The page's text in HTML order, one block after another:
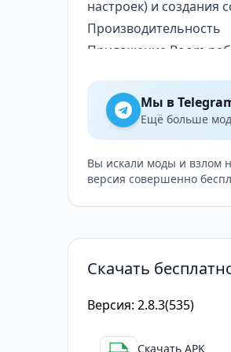
настроек) и создания
Производительность
Приложение Boom
действительно
Boom: Bass Booster
Android
В целом, Boom: Bass
улучшить звучание
Его простой
Мы в
Ещё больше
Вы искали моды и взлом
версия совершенно
Скачать
Версия: 2.8.3(535)
Скачать APK